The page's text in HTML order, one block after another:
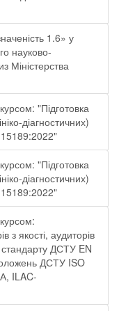
1.6» у
науково-
Міністерства
"Підготовка
діагностичних)
15189:2022"
"Підготовка
діагностичних)
15189:2022"
з якості, аудиторів
стандарту ДСТУ EN
ДСТУ ISO
ILAC-